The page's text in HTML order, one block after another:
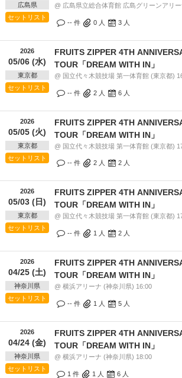
広島県
セットリスト
@ 広島県立総合体育館 広島グリーンアリ
-- 件 0 人 3 人
2026
05/06 (水)
東京都
セットリスト
FRUITS ZIPPER 4TH
TOUR「DREAM WITH IN」
@ 国立代々木競技場 第一体育館 (東京都)
-- 件 2 人 6 人
2026
05/05 (火)
東京都
セットリスト
FRUITS ZIPPER 4TH
TOUR「DREAM WITH IN」
@ 国立代々木競技場 第一体育館 (東京都)
-- 件 2 人 2 人
2026
05/03 (日)
東京都
セットリスト
FRUITS ZIPPER 4TH
TOUR「DREAM WITH IN」
@ 国立代々木競技場 第一体育館 (東京都)
-- 件 1 人 2 人
2026
04/25 (土)
神奈川県
セットリスト
FRUITS ZIPPER 4TH
TOUR「DREAM WITH IN」
@ 横浜アリーナ (神奈川県) 16:00
-- 件 1 人 5 人
2026
04/24 (金)
神奈川県
セットリスト
FRUITS ZIPPER 4TH
TOUR「DREAM WITH IN」
@ 横浜アリーナ (神奈川県) 18:00
1 件 1 人 6 人